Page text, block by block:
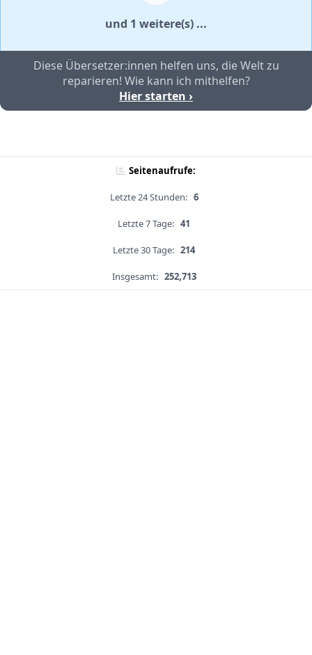
und 1 weitere(s) ...
Diese Übersetzer:innen helfen uns, die Welt zu
reparieren! Wie kann ich mithelfen?
Hier starten ›
Seitenaufrufe:
Letzte 24 Stunden: 6
Letzte 7 Tage: 41
Letzte 30 Tage: 214
Insgesamt: 252,713